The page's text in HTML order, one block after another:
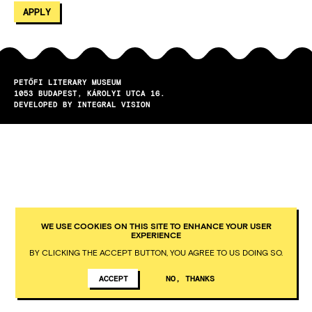
PETŐFI LITERARY MUSEUM
1053
BUDAPEST
KÁROLYI UTCA 16.
DEVELOPED BY INTEGRAL VISION
WE USE COOKIES ON THIS SITE TO ENHANCE YOUR USER
EXPERIENCE
BY CLICKING THE ACCEPT BUTTON, YOU AGREE TO US DOING SO.
ACCEPT NO, THANKS